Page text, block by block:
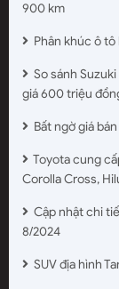
900 km
Phân khúc ô
So sánh
giá 600 triệu
Bất ngờ giá
Toyota cung
Corolla Cross,
Cập nhật chi
8/2024
SUV địa hình